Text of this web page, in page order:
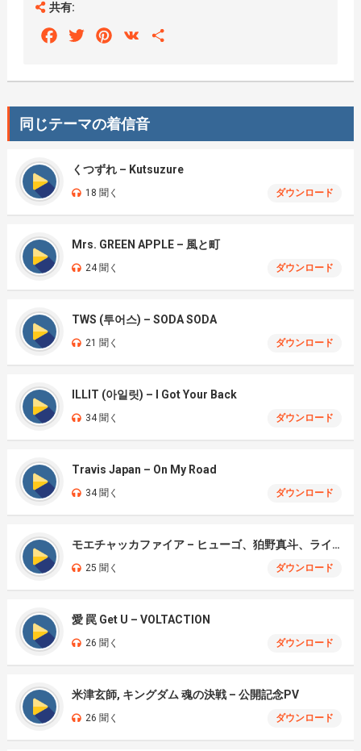
共有:
FacebookTwitterPinterest
VK
同じテーマの着信音
くつずれ – Kutsuzure
18 聞く ダウンロード
Mrs. GREEN APPLE – 風と町
24 聞く ダウンロード
TWS (투어스) – SODA SODA
21 聞く ダウンロード
ILLIT (아일릿) – I Got Your Back
34 聞く ダウンロード
Travis Japan – On My Road
34 聞く ダウンロード
モエチャッカファイア – ヒューゴ、狛野真斗、ライト、セヴェリアン (Cover )
25 聞く ダウンロード
愛 罠 Get U – VOLTACTION
26 聞く ダウンロード
米津玄師, キングダム 魂の決戦 – 公開記念PV
26 聞く ダウンロード